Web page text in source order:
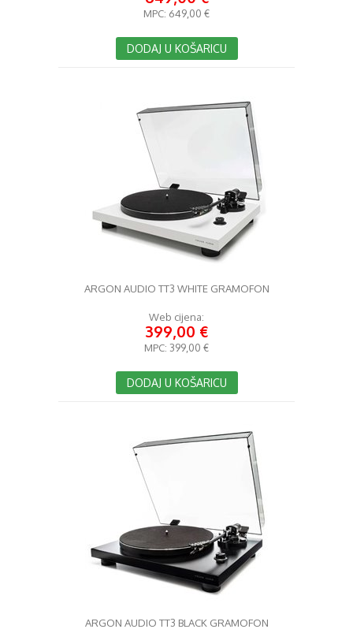
MPC: 649,00 €
DODAJ U KOŠARICU
ARGON AUDIO TT3 WHITE GRAMOFON
Web cijena:
399,00 €
MPC: 399,00 €
DODAJ U KOŠARICU
ARGON AUDIO TT3 BLACK GRAMOFON